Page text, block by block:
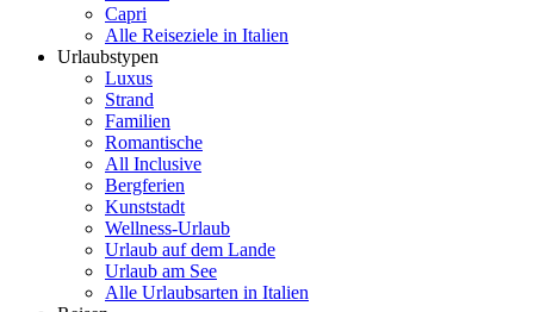
Capri
Alle Reiseziele in Italien
Urlaubstypen
Luxus
Strand
Familien
Romantische
All Inclusive
Bergferien
Kunststadt
Wellness-Urlaub
Urlaub auf dem Lande
Urlaub am See
Alle Urlaubsarten in Italien